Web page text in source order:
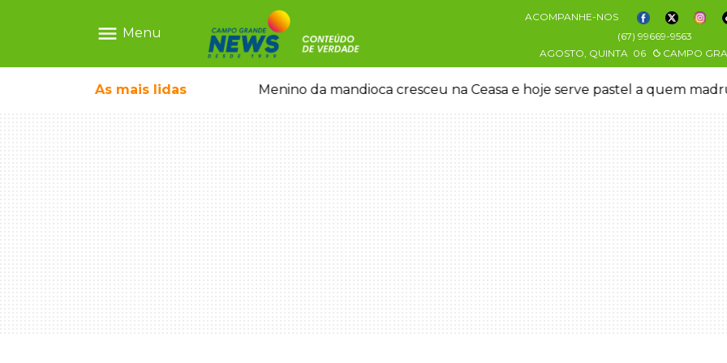
menu Menu
ACOMPANHE-NOS
(67) 99669-9563
AGOSTO, QUINTA 06 CAMPO
As mais lidas
show gratuito na Feira Central Menino da mandioca cresceu na Ceasa e hoje serve pastel a quem